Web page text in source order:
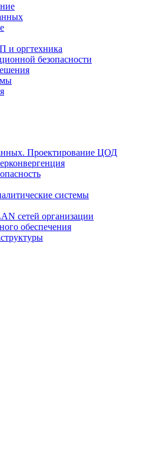
и оргтехника
безопасности
Проектирование ЦОД
системы
сетей организации
обеспечения